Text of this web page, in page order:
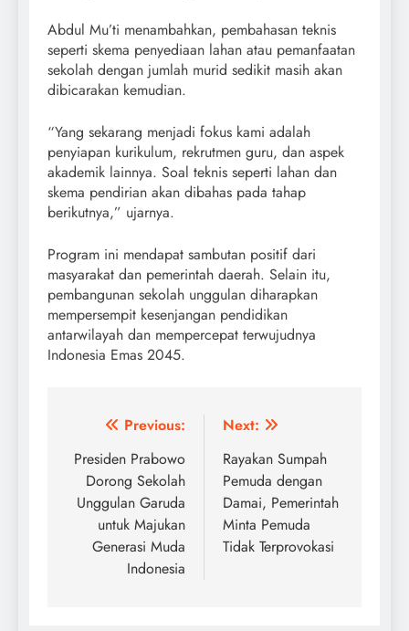
Abdul Mu’ti menambahkan, pembahasan teknis
seperti skema penyediaan lahan atau pemanfaatan
sekolah dengan jumlah murid sedikit masih akan
dibicarakan kemudian.
“Yang sekarang menjadi fokus kami adalah
penyiapan kurikulum, rekrutmen guru, dan aspek
akademik lainnya. Soal teknis seperti lahan dan
skema pendirian akan dibahas pada tahap
berikutnya,” ujarnya.
Program ini mendapat sambutan positif dari
masyarakat dan pemerintah daerah. Selain itu,
pembangunan sekolah unggulan diharapkan
mempersempit kesenjangan pendidikan
antarwilayah dan mempercepat terwujudnya
Indonesia Emas 2045.
Post
navigation
Previous:
Presiden Prabowo
Dorong Sekolah
Unggulan Garuda
untuk Majukan
Generasi Muda
Indonesia
Next:
Rayakan Sumpah
Pemuda dengan
Damai, Pemerintah
Minta Pemuda
Tidak Terprovokasi